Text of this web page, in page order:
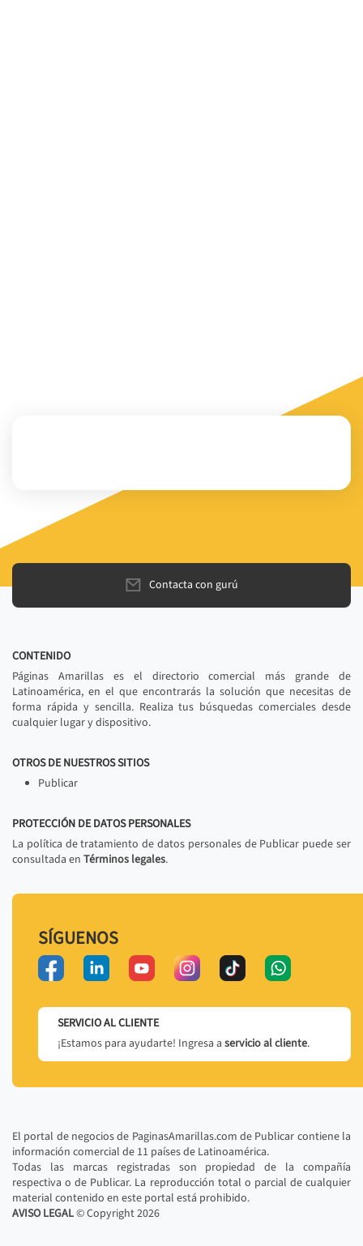
Contacta con gurú
CONTENIDO
Páginas Amarillas es el directorio comercial más grande de
Latinoamérica, en el que encontrarás la solución que necesitas de
forma rápida y sencilla. Realiza tus búsquedas comerciales desde
cualquier lugar y dispositivo.
OTROS DE NUESTROS SITIOS
Publicar
PROTECCIÓN DE DATOS PERSONALES
La política de tratamiento de datos personales de Publicar puede ser
consultada en Términos legales.
SÍGUENOS
SERVICIO AL CLIENTE
¡Estamos para ayudarte! Ingresa a servicio al cliente.
El portal de negocios de PaginasAmarillas.com de Publicar contiene la
información comercial de 11 países de Latinoamérica.
Todas las marcas registradas son propiedad de la compañía
respectiva o de Publicar. La reproducción total o parcial de cualquier
material contenido en este portal está prohibido.
AVISO LEGAL© Copyright2026